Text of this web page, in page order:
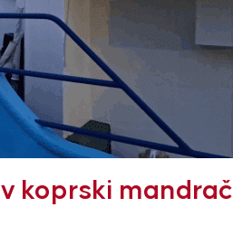
koprski mandrač